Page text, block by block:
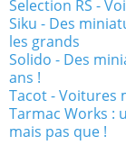
Selection RS -
Siku - Des
les grands
Solido - Des
ans !
Tacot - Voitures
Tarmac Works :
mais pas que !